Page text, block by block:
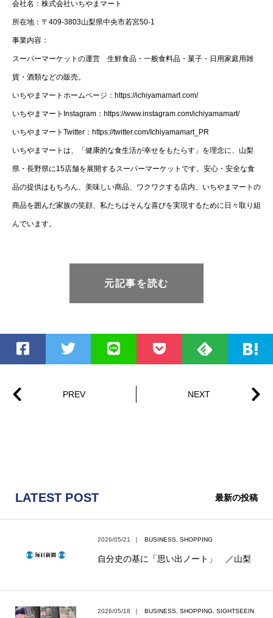
会社名：株式会社いちやまマート
所在地：〒409-3803山梨県中央市若宮50-1
事業内容：
スーパーマーケットの運営 生鮮食品・一般食料品・菓子・日用家庭用雑
貨・酒類などの販売。
いちやまマートホームページ：https://ichiyamamart.com/
いちやまマートInstagram：https://www.instagram.com/ichiyamamart/
いちやまマートTwitter：https://twitter.com/Ichiyamamart_PR
いちやまマートは、「健康的な食生活が幸せをもたらす」を理念に、山梨
県・長野県に15店舗を展開するスーパーマーケットです。安心・安全な食
品の提供はもちろん、美味しい商品、ワクワクする店内、いちやまマートの
商品を囲んだ家族の笑顔、私たちはそんな喜びを実現するために日々取り組
んでいます。
元記事を読む
LATEST POST 最新の投稿
2026/05/21 ｜ BUSINESS SHOPPING
自分史の基に「思い出ノート」 ／山梨
2026/05/18 ｜ BUSINESS SHOPPING
SIGHTSEEIN